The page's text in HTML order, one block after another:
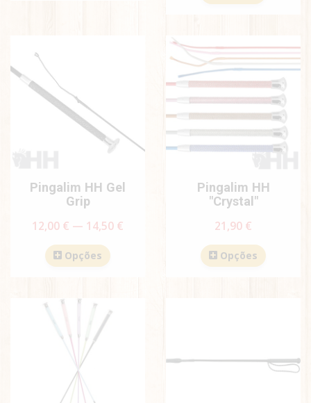
Pingalim HH Gel
Grip
12,00 € — 14,50 €
Opções
Pingalim HH
"Crystal"
21,90 €
Opções